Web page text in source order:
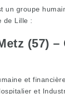
un groupe
de Lille :
(57) –
et
et